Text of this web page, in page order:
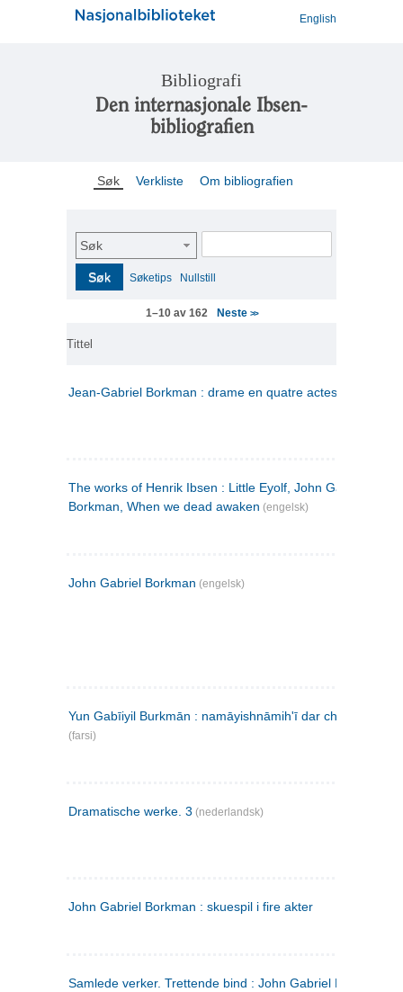
English
Bibliografi
Den internasjonale Ibsen-
bibliografien
Søk Verkliste Om bibliografien
Søk
Søk Søketips Nullstill
1–10 av 162 Neste >>
Tittel
Jean-Gabriel Borkman : drame en quatre actes
The works of Henrik Ibsen : Little Eyolf, John Gabriel
Borkman, When we dead awaken (engelsk)
John Gabriel Borkman (engelsk)
Yun Gabīiyil Burkmān : namāyishnāmihʹī dar chahār pardih
(farsi)
Dramatische werke. 3 (nederlandsk)
John Gabriel Borkman : skuespil i fire akter
Samlede verker. Trettende bind : John Gabriel Borkman ;